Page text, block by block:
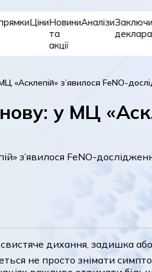
ЦіниНовини
та
акції
Аналізи
відділення
«Асклепій» з’явилося FeNO-
у МЦ
дихання, задишка або
не просто знімати